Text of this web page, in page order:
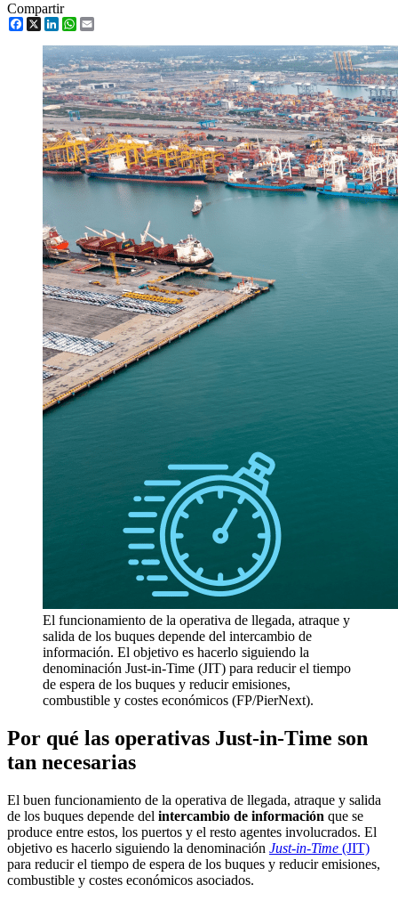
Compartir
Facebook
X LinkedInWhatsApp
El funcionamiento de la operativa de llegada, atraque y
salida de los buques depende del intercambio de
información. El objetivo es hacerlo siguiendo la
denominación Just-in-Time (JIT) para reducir el tiempo
de espera de los buques y reducir emisiones,
combustible y costes económicos (FP/PierNext).
Por qué las operativas Just-in-Time son
tan necesarias
El buen funcionamiento de la operativa de llegada, atraque y salida
de los buques depende del intercambio de información que se
produce entre estos, los puertos y el resto agentes involucrados. El
objetivo es hacerlo siguiendo la denominación Just-in-Time (JIT)
para reducir el tiempo de espera de los buques y reducir emisiones,
combustible y costes económicos asociados.